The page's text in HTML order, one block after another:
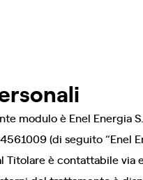
modulo è Enel Energia
(di seguito “Enel
Titolare è contattabile via